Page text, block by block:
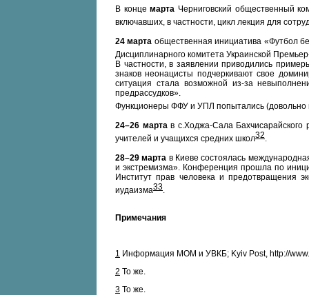
В концемарта Черниговский общественный
включавших, в частности, цикл лекция для
24 марта общественная инициатива «Футбол
Дисциплинарного комитета Украинской
В частности, в заявлении приводились
знаков неонацисты подчеркивают свое
ситуация стала возможной из-за
предрассудков».
Функционеры ФФУ и УПЛ попытались (довольно
24–26 мартав с.Ходжа-Сала Бахчисарайского
учителей и учащихся средних школ32.
28–29 марта в Киеве состоялась
и экстремизма». Конференция прошла по
Институт прав человека и предотвращения
иудаизма33.
Примечания
1 Информация МОМ и УВКБ; Kyiv Post, http://
2 То же.
3 То же.